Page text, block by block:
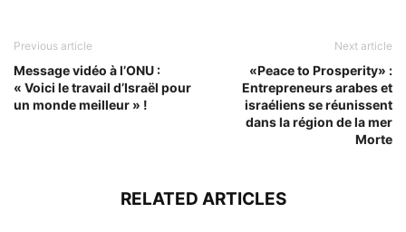
Previous article
Message vidéo à l’ONU :
« Voici le travail d’Israël pour
un monde meilleur » !
Next article
«Peace to Prosperity» :
Entrepreneurs arabes et
israéliens se réunissent
dans la région de la mer
Morte
RELATED ARTICLES